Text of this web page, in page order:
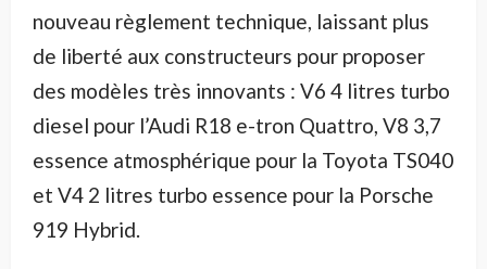
nouveau règlement technique, laissant plus
de liberté aux constructeurs pour proposer
des modèles très innovants : V6 4 litres turbo
diesel pour l’Audi R18 e-tron Quattro, V8 3,7
essence atmosphérique pour la Toyota TS040
et V4 2 litres turbo essence pour la Porsche
919 Hybrid.